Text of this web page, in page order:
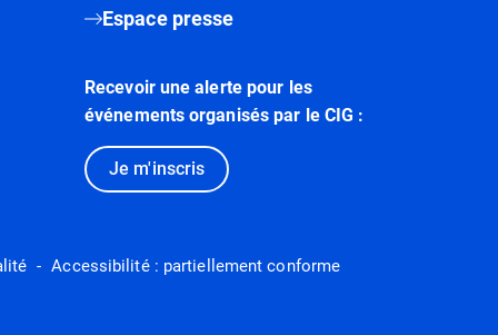
Espace presse
Recevoir une alerte pour les
événements organisés par le CIG :
Je m'inscris
Accessibilité : partiellement conforme
onglet)